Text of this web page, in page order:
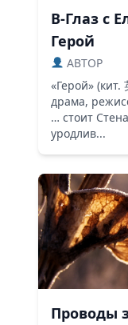
В-Глаз с
Герой
ABTOP
«Герой»
драма,
… стоит
уродлив...
Проводы